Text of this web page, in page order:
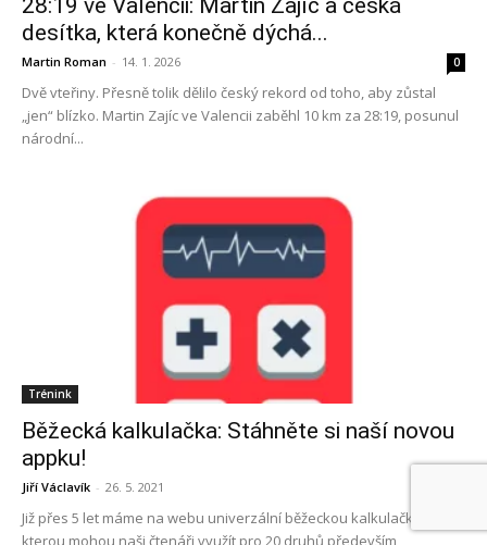
28:19 ve Valencii: Martin Zajíc a česká
desítka, která konečně dýchá...
Martin Roman - 14. 1. 2026 0
Dvě vteřiny. Přesně tolik dělilo český rekord od toho, aby zůstal
„jen“ blízko. Martin Zajíc ve Valencii zaběhl 10 km za 28:19, posunul
národní...
Trénink
Běžecká kalkulačka: Stáhněte si naší novou
appku!
Jiří Václavík - 26. 5. 2021
Již přes 5 let máme na webu univerzální běžeckou kalkulačku,